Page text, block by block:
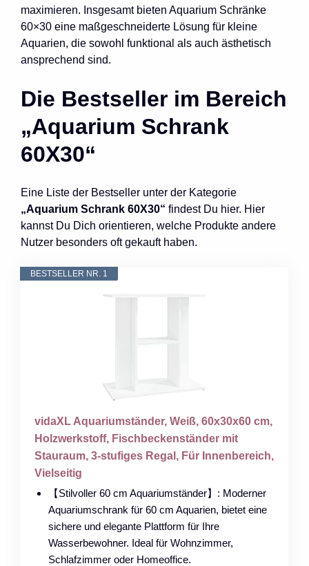
maximieren. Insgesamt bieten Aquarium Schränke
60×30 eine maßgeschneiderte Lösung für kleine
Aquarien, die sowohl funktional als auch ästhetisch
ansprechend sind.
Die Bestseller im Bereich
„Aquarium Schrank
60X30“
Eine Liste der Bestseller unter der Kategorie
„Aquarium Schrank 60X30“ findest Du hier. Hier
kannst Du Dich orientieren, welche Produkte andere
Nutzer besonders oft gekauft haben.
BESTSELLER NR. 1
vidaXL Aquariumständer, Weiß, 60x30x60 cm,
Holzwerkstoff, Fischbeckenständer mit
Stauraum, 3-stufiges Regal, Für Innenbereich,
Vielseitig
【Stilvoller 60 cm Aquariumständer】: Moderner
Aquariumschrank für 60 cm Aquarien, bietet eine
sichere und elegante Plattform für Ihre
Wasserbewohner. Ideal für Wohnzimmer,
Schlafzimmer oder Homeoffice.